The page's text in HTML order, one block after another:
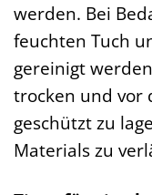
werden. Bei
feuchten Tuch
gereinigt
trocken und vor
geschützt zu
Materials zu